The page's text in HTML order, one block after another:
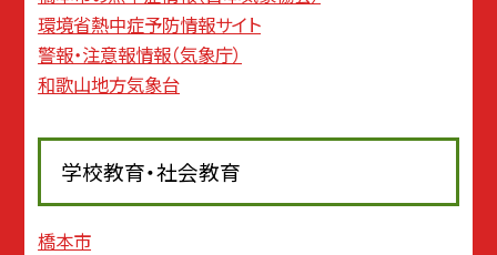
環境省熱中症予防情報サイト
警報・注意報情報（気象庁）
和歌山地方気象台
学校教育・社会教育
橋本市